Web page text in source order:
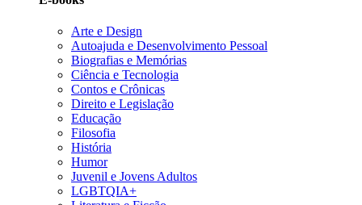
Arte e Design
Autoajuda e Desenvolvimento Pessoal
Biografias e Memórias
Ciência e Tecnologia
Contos e Crônicas
Direito e Legislação
Educação
Filosofia
História
Humor
Juvenil e Jovens Adultos
LGBTQIA+